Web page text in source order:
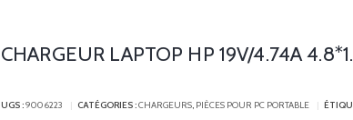
CHARGEUR LAPTOP HP 19V/4.74A
UGS :9006223 CATÉGORIES :CHARGEURS, PIÈCES POUR PC PORTABLE